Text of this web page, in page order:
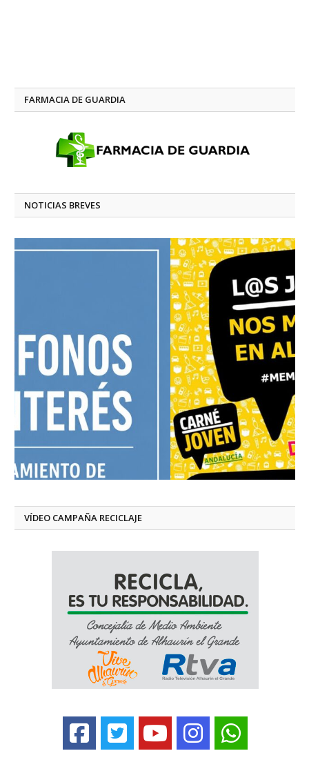
FARMACIA DE GUARDIA
NOTICIAS BREVES
VÍDEO CAMPAÑA RECICLAJE